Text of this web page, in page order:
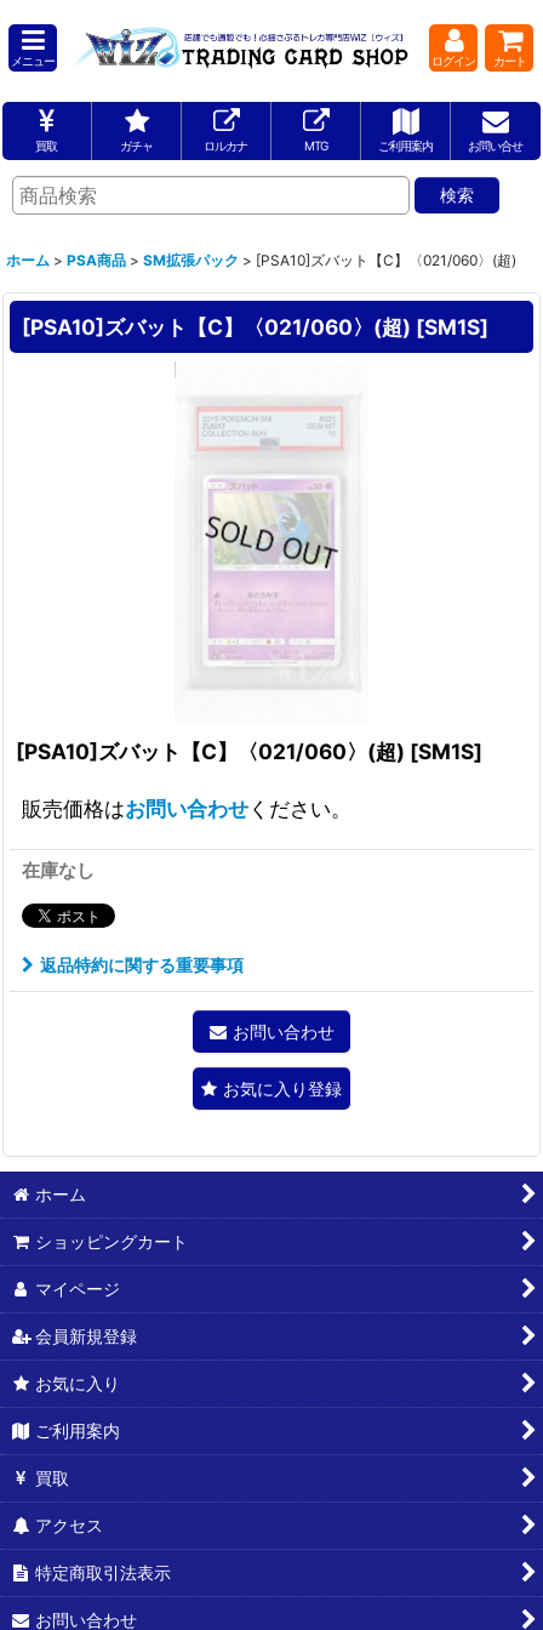
メニュー ログイン カート
買取 ガチャ ロルカナ MTG ご利用案内 お問い合せ
ホーム > PSA商品 > SM拡張パック > [PSA10]ズバット【C】〈021/060〉(超)
[PSA10]ズバット【C】〈021/060〉(超) [SM1S]
[PSA10]ズバット【C】〈021/060〉(超) [SM1S]
販売価格はお問い合わせください。
在庫なし
返品特約に関する重要事項
お問い合わせ
お気に入り登録
ホーム
ショッピングカート
マイページ
会員新規登録
お気に入り
ご利用案内
買取
アクセス
特定商取引法表示
お問い合わせ